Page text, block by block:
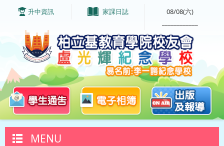
升中資訊 家課日誌
08/08(六)
MENU